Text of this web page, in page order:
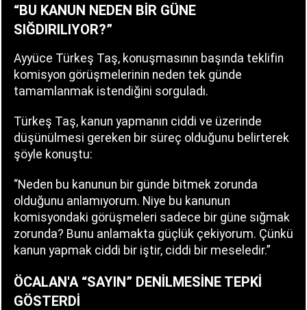
“BU KANUN NEDEN BİR GÜNE
SIĞDIRILIYOR?”
Ayyüce Türkeş Taş, konuşmasının başında teklifin
komisyon görüşmelerinin neden tek günde
tamamlanmak istendiğini sorguladı.
Türkeş Taş, kanun yapmanın ciddi ve üzerinde
düşünülmesi gereken bir süreç olduğunu belirterek
şöyle konuştu:
“Neden bu kanunun bir günde bitmek zorunda
olduğunu anlamıyorum. Niye bu kanunun
komisyondaki görüşmeleri sadece bir güne sığmak
zorunda? Bunu anlamakta güçlük çekiyorum. Çünkü
kanun yapmak ciddi bir iştir, ciddi bir meseledir.”
ÖCALAN'A “SAYIN” DENİLMESİNE TEPKİ
GÖSTERDİ